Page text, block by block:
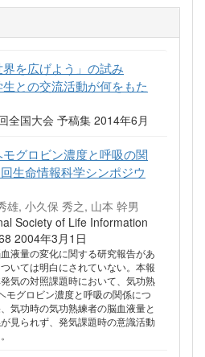
界を広げよう」の試み
との交流活動が何をもた
全国大会 予稿集 2014年6月
グロビン濃度と呼吸の関
生命情報科学シンポジウ
雄, 小久保 秀之, 山本 幹男
Society of Life Information
2004年3月1日
液量の変化に関する研究報告があ
いては明白にされていない。本報
気の対照課題時において、気功熟
モグロビン濃度と呼吸の関係につ
気功時の気功熟練者の脳血液量と
見られず、発気課題時の意識活動